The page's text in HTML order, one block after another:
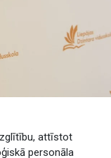
attīstot
personāla